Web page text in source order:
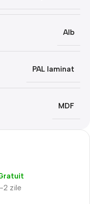
Alb
PAL laminat
MDF
2 zile